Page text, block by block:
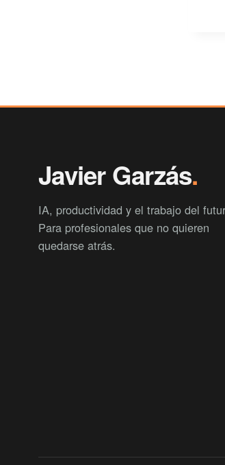
Javier Garzás.
IA, productividad y el trabajo del
Para profesionales que no quieren
quedarse atrás.